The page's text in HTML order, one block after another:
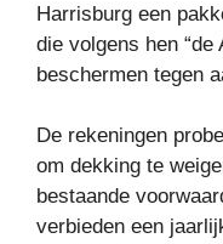
Harrisburg een
die volgens hen
beschermen tegen
De rekeningen
om dekking te
bestaande
verbieden een